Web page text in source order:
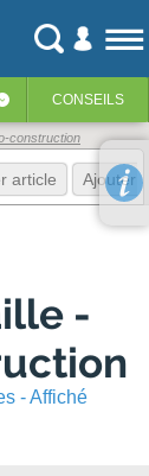
CONSEILS
construction
article Ajouter
-
- Affiché